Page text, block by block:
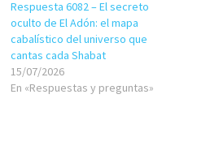
Respuesta 6082 – El secreto
oculto de El Adón: el mapa
cabalístico del universo que
cantas cada Shabat
15/07/2026
En «Respuestas y preguntas»